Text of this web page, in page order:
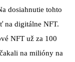
dosiahnutie tohto
na digitálne NFT.
NFT už za 100
na milióny na